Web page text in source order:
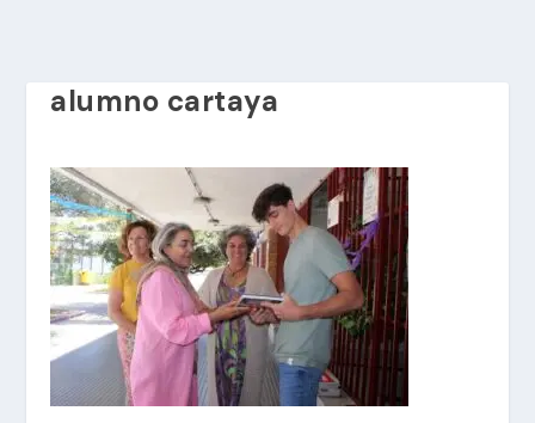
alumno cartaya